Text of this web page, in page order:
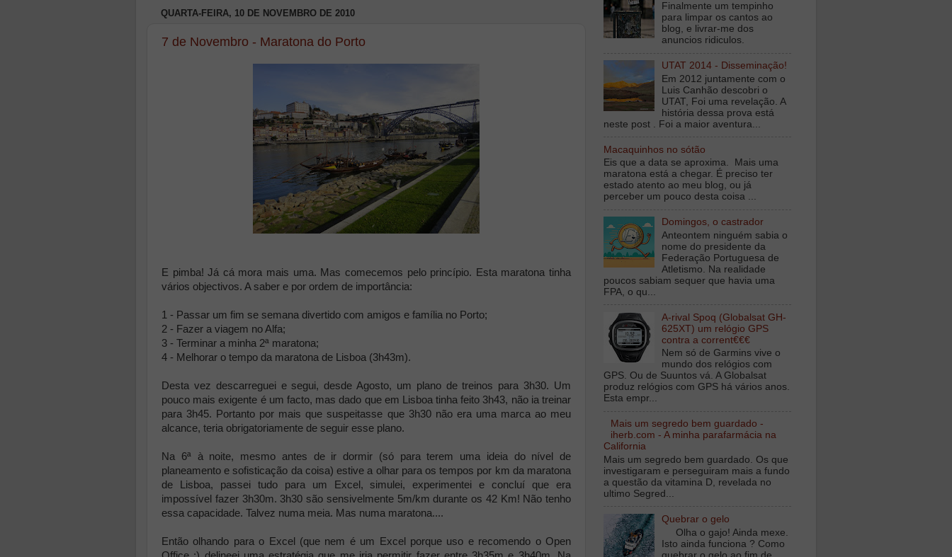
QUARTA-FEIRA, 10 DE NOVEMBRO DE 2010
7 de Novembro - Maratona do Porto
E pimba! Já cá mora mais uma. Mas comecemos pelo princípio. Esta maratona tinha
vários objectivos. A saber e por ordem de importância:
1 - Passar um fim se semana divertido com amigos e família no Porto;
2 - Fazer a viagem no Alfa;
3 - Terminar a minha 2ª maratona;
4 - Melhorar o tempo da maratona de Lisboa (3h43m).
Desta vez descarreguei e segui, desde Agosto, um plano de treinos para 3h30. Um
pouco mais exigente é um facto, mas dado que em Lisboa tinha feito 3h43, não ia treinar
para 3h45. Portanto por mais que suspeitasse que 3h30 não era uma marca ao meu
alcance, teria obrigatoriamente de seguir esse plano.
Na 6ª à noite, mesmo antes de ir dormir (só para terem uma ideia do nível de
planeamento e sofisticação da coisa) estive a olhar para os tempos por km da maratona
de Lisboa, passei tudo para um Excel, simulei, experimentei e concluí que era
impossível fazer 3h30m. 3h30 são sensivelmente 5m/km durante os 42 Km! Não tenho
essa capacidade. Talvez numa meia. Mas numa maratona....
Então olhando para o Excel (que nem é um Excel porque uso e recomendo o Open
Finalmente um tempinho
para limpar os cantos ao
blog, e livrar-me dos
anuncios ridiculos.
UTAT 2014 - Disseminação!
Em 2012 juntamente com o
Luis Canhão descobri o
UTAT, Foi uma revelação. A
história dessa prova está
neste post . Foi a maior aventura...
Macaquinhos no sótão
Eis que a data se aproxima. Mais uma
maratona está a chegar. É preciso ter
estado atento ao meu blog, ou já
perceber um pouco desta coisa ...
Domingos, o castrador
Anteontem ninguém sabia o
nome do presidente da
Federação Portuguesa de
Atletismo. Na realidade
poucos sabiam sequer que havia uma
FPA, o qu...
A-rival Spoq (Globalsat GH-
625XT) um relógio GPS
contra a corrent€€€
Nem só de Garmins vive o
mundo dos relógios com
GPS. Ou de Suuntos vá. A Globalsat
produz relógios com GPS há vários anos.
Esta empr...
Mais um segredo bem guardado -
iherb.com - A minha parafarmácia na
California
Mais um segredo bem guardado. Os que
investigaram e perseguiram mais a fundo
a questão da vitamina D, revelada no
ultimo Segred...
Quebrar o gelo
Olha o gajo! Ainda mexe.
Isto ainda funciona ? Como